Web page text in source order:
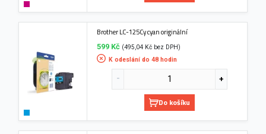
Brother LC-125Cy cyan originální
599 Kč (495,04 Kč bez DPH)
K odeslání do 48 hodin
Do košíku